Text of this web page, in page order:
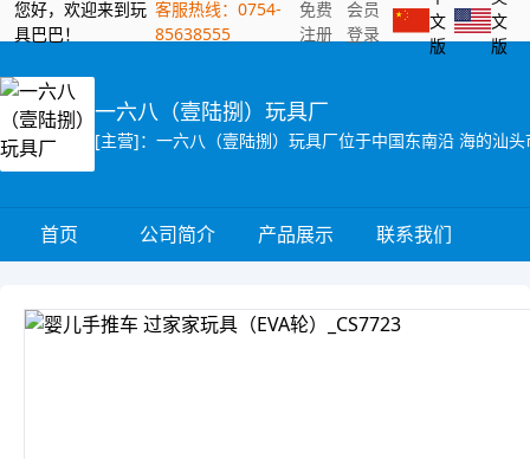
您好，欢迎来到玩
具巴巴！
客服热线：0754-
85638555
免费
注册
会员
登录
文
版
文
版
一六八（壹陆捌）玩具厂
首页 公司简介 产品展示 联系我们